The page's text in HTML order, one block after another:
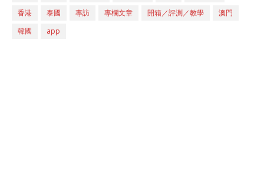
香港
泰國 專訪 專欄文章 開箱／評測／教學
澳門
韓國
app